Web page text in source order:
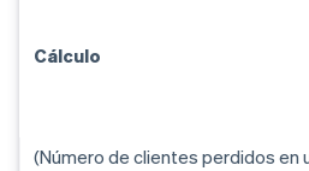
Cálculo
(Número de clientes perdidos en